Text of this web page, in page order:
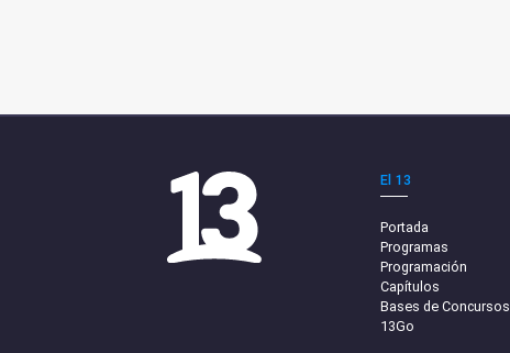
El 13
Portada
Programas
Programación
Capítulos
Bases de Concursos
13Go